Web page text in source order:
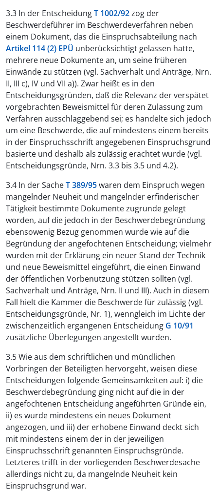
3.3 In der EntscheidungT 1002/92zog der
Beschwerdeführer im Beschwerdeverfahren neben
einem Dokument, das die Einspruchsabteilung nach
Artikel 114 (2) EPÜ unberücksichtigt gelassen hatte,
mehrere neue Dokumente an, um seine früheren
Einwände zu stützen (vgl. Sachverhalt und Anträge, Nrn.
II, III c), IV und VII a)). Zwar heißt es in den
Entscheidungsgründen, daß die Relevanz der verspätet
vorgebrachten Beweismittel für deren Zulassung zum
Verfahren ausschlaggebend sei; es handelte sich jedoch
um eine Beschwerde, die auf mindestens einem bereits
in der Einspruchsschrift angegebenen Einspruchsgrund
basierte und deshalb als zulässig erachtet wurde (vgl.
Entscheidungsgründe, Nrn. 3.3 bis 3.5 und 4.2).
3.4 In der SacheT 389/95waren dem Einspruch wegen
mangelnder Neuheit und mangelnder erfinderischer
Tätigkeit bestimmte Dokumente zugrunde gelegt
worden, auf die jedoch in der Beschwerdebegründung
ebensowenig Bezug genommen wurde wie auf die
Begründung der angefochtenen Entscheidung; vielmehr
wurden mit der Erklärung ein neuer Stand der Technik
und neue Beweismittel eingeführt, die einen Einwand
der öffentlichen Vorbenutzung stützen sollten (vgl.
Sachverhalt und Anträge, Nrn. II und III). Auch in diesem
Fall hielt die Kammer die Beschwerde für zulässig (vgl.
Entscheidungsgründe, Nr. 1), wenngleich im Lichte der
zwischenzeitlich ergangenen Entscheidung G 10/91
zusätzliche Überlegungen angestellt wurden.
3.5 Wie aus dem schriftlichen und mündlichen
Vorbringen der Beteiligten hervorgeht, weisen diese
Entscheidungen folgende Gemeinsamkeiten auf: i) die
Beschwerdebegründung ging nicht auf die in der
angefochtenen Entscheidung angeführten Gründe ein,
ii) es wurde mindestens ein neues Dokument
angezogen, und iii) der erhobene Einwand deckt sich
mit mindestens einem der in der jeweiligen
Einspruchsschrift genannten Einspruchsgründe.
Letzteres trifft in der vorliegenden Beschwerdesache
allerdings nicht zu, da mangelnde Neuheit kein
Einspruchsgrund war.